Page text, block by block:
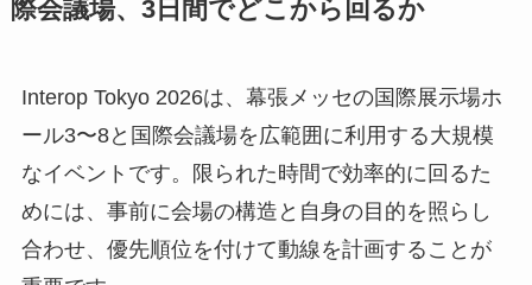
る巨大な実証実験です。最新のネットワーク技術
で感じたい技術者には、ShowNetは最高の学びの
場となるでしょう。
会場の構造と優先動線——ホール3〜8と国